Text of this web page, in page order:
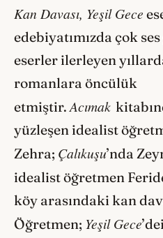
Kan Davası, Yeşil Gece
edebiyatımızda çok
eserler ilerleyen
romanlara öncülük
etmiştir.Acımak
yüzleşen idealist
Zehra; Çalıkuşu’nda
idealist öğretmen
köy arasındaki kan
Öğretmen; Yeşil Gece